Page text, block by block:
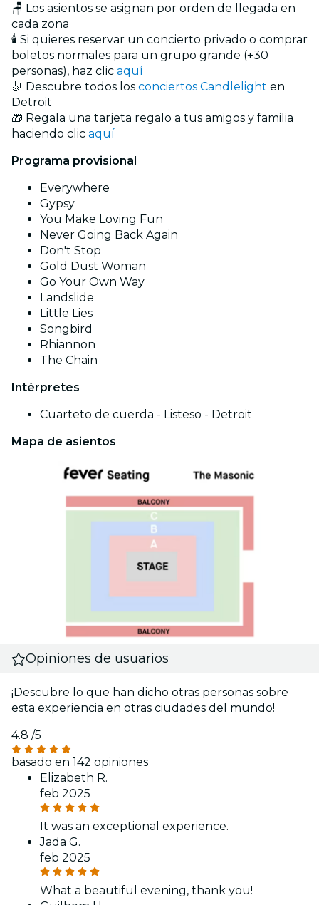
🪑 Los asientos se asignan por orden de llegada en
cada zona
🕯️ Si quieres reservar un concierto privado o comprar
boletos normales para un grupo grande (+30
personas), haz clic aquí
🎻 Descubre todos los conciertos Candlelight en
Detroit
🎁 Regala una tarjeta regalo a tus amigos y familia
haciendo clic aquí
Programa provisional
Everywhere
Gypsy
You Make Loving Fun
Never Going Back Again
Don't Stop
Gold Dust Woman
Go Your Own Way
Landslide
Little Lies
Songbird
Rhiannon
The Chain
Intérpretes
Cuarteto de cuerda - Listeso - Detroit
Mapa de asientos
Opiniones de usuarios
¡Descubre lo que han dicho otras personas sobre
esta experiencia en otras ciudades del mundo!
4.8 /5
basado en 142 opiniones
Elizabeth R.
feb 2025
It was an exceptional experience.
Jada G.
feb 2025
What a beautiful evening, thank you!